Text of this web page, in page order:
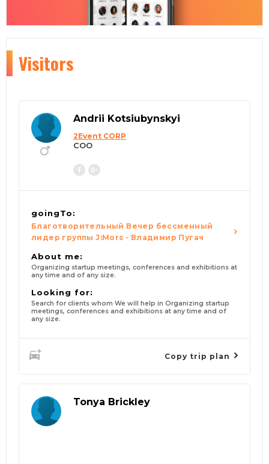
Visitors
Andrii Kotsiubynskyi
2Event CORP
COO
goingTo:
Благотворительный Вечер бессменный
лидер группы J:Mors - Владимир Пугач
About me:
Organizing startup meetings, conferences and exhibitions at
any time and of any size.
Looking for:
Search for clients whom We will help in Organizing startup
meetings, conferences and exhibitions at any time and of
any size.
Copy trip plan
Tonya Brickley